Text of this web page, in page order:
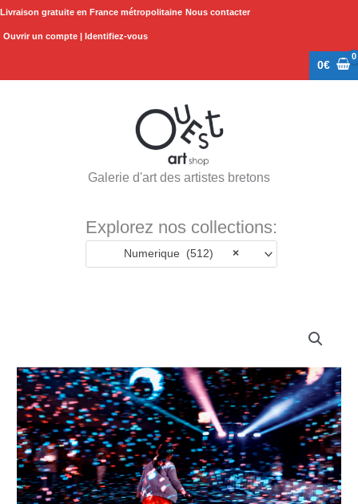
Aller
Livraison gratuite en France métropolitaine Nous contacter
Ouvrir un compte | Identifiez-vous
0€
Galerie d'art des artistes bretons
Explorez nos collections:
×
Numerique (512)
Enlightened:
Enlightened#5"